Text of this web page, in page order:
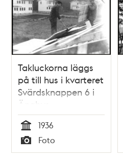
Takluckorna läggs
på till hus i kvarteret
Svärdsknappen 6 i
Ängbys
småstugeområde
Tid
1936
Typ
Foto